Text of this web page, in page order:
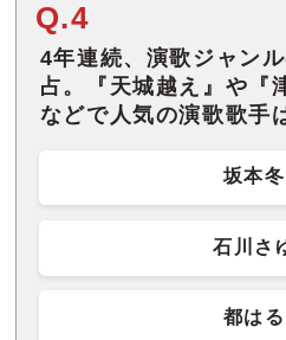
Q.4
4年連続、演歌ジャン
占。『天城越え』や『
などで人気の演歌歌手
坂本
石川さ
都は